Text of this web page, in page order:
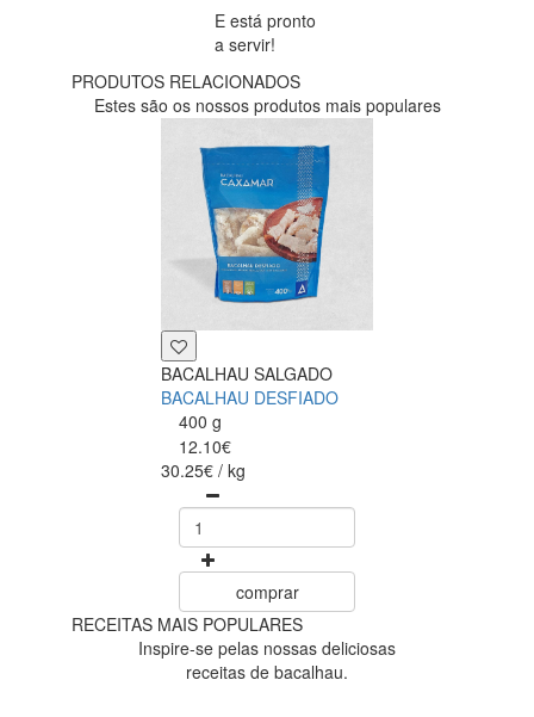
E está pronto
a servir!
PRODUTOS RELACIONADOS
Estes são os nossos produtos mais populares
BACALHAU SALGADO
BACALHAU DESFIADO
400 g
12.10€
30.25€ / kg
comprar
RECEITAS MAIS POPULARES
Inspire-se pelas nossas deliciosas
receitas de bacalhau.